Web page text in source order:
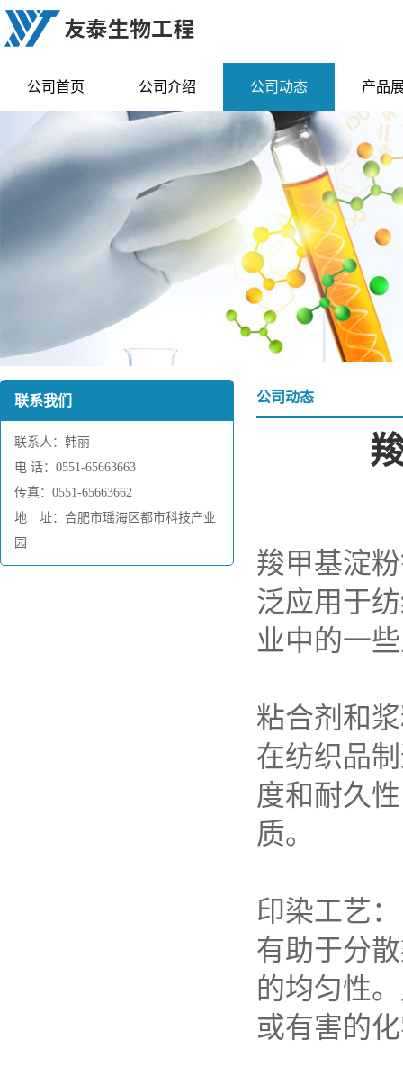
公司首页 公司介绍 公司动态 产品
联系我们
联系人：韩丽
电 话：0551-65663663
传真：0551-65663662
地 址：合肥市瑶海区都市科技产业
园
公司动态
羧甲基淀
泛应用于
业中的一
粘合剂和
在纺织品
度和耐久
质。
印染工艺
有助于分
的均匀性
或有害的